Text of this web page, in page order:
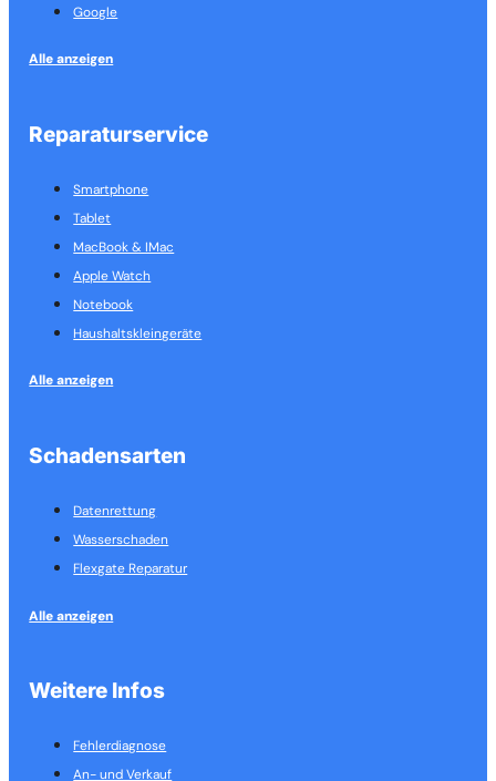
Google
Alle anzeigen
Reparaturservice
Smartphone
Tablet
MacBook & IMac
Apple Watch
Notebook
Haushalts­kleingeräte
Alle anzeigen
Schadensarten
Datenrettung
Wasserschaden
Flexgate Reparatur
Alle anzeigen
Weitere Infos
Fehlerdiagnose
An- und Verkauf